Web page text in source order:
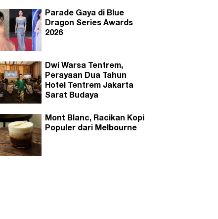
Parade Gaya di Blue
Dragon Series Awards
2026
Dwi Warsa Tentrem,
Perayaan Dua Tahun
Hotel Tentrem Jakarta
Sarat Budaya
Mont Blanc, Racikan Kopi
Populer dari Melbourne